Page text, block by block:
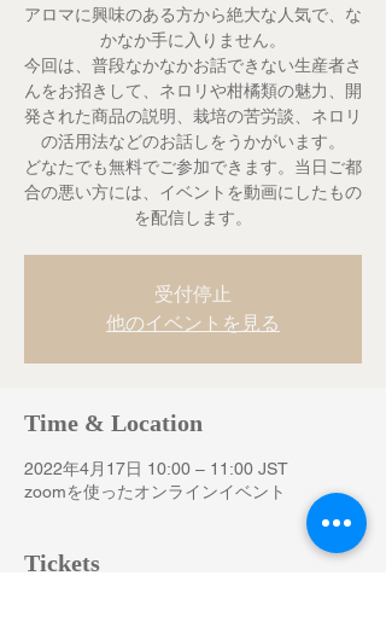
アロマに興味のある方から絶大な人気で、な
かなか手に入りません。
今回は、普段なかなかお話できない生産者さ
んをお招きして、ネロリや柑橘類の魅力、開
発された商品の説明、栽培の苦労談、ネロリ
の活用法などのお話しをうかがいます。
どなたでも無料でご参加できます。当日ご都
合の悪い方には、イベントを動画にしたもの
を配信します。
受付停止
他のイベントを見る
Time & Location
2022年4月17日 10:00 – 11:00 JST
zoomを使ったオンラインイベント
Tickets